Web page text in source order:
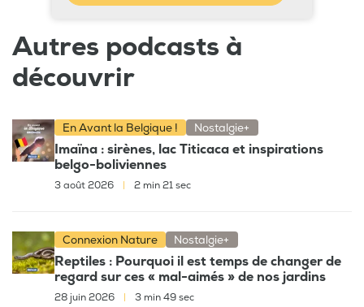
Autres podcasts à
découvrir
En Avant la Belgique ! Nostalgie+
Imaïna : sirènes, lac Titicaca et inspirations
belgo-boliviennes
3 août 2026 2 min 21 sec
Connexion Nature Nostalgie+
Reptiles : Pourquoi il est temps de changer de
regard sur ces « mal-aimés » de nos jardins
28 juin 2026 3 min 49 sec